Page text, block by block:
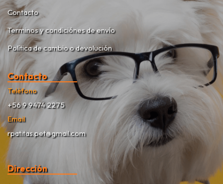
Contacto
Terminos y condiciónes de envío
Política de cambio o devolución
Contacto
Teléfono
+56 9 9474 2275
Email
rpatitas.pet@gmail.com
Dirección